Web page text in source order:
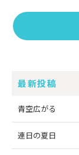
最新投稿
青空広がる
連日の夏日